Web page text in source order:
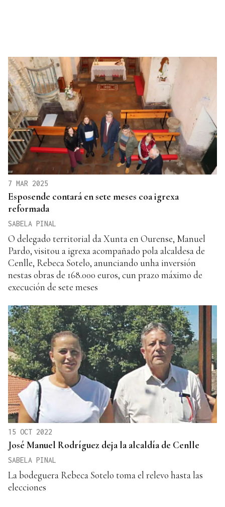
7 MAR 2025
Esposende contará en sete meses coa igrexa
reformada
SABELA PINAL
O delegado territorial da Xunta en Ourense, Manuel
Pardo, visitou a igrexa acompañado pola alcaldesa de
Cenlle, Rebeca Sotelo, anunciando unha inversión
nestas obras de 168.000 euros, cun prazo máximo de
execución de sete meses
15 OCT 2022
José Manuel Rodríguez deja la alcaldía de Cenlle
SABELA PINAL
La bodeguera Rebeca Sotelo toma el relevo hasta las
elecciones